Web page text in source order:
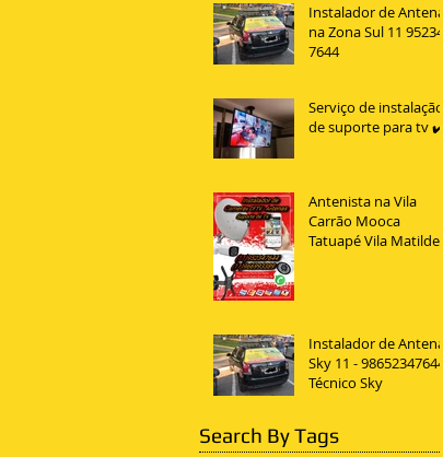
Instalador de Antenas
na Zona Sul 11 95234
7644
Serviço de instalação
de suporte para tv ✔️
Antenista na Vila
Carrão Mooca
Tatuapé Vila Matilde
Instalador de Antena
Sky 11 - 98652347644
Técnico Sky
Search By Tags